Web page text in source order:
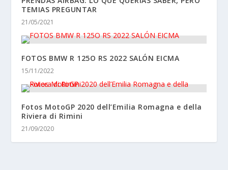
TEMIAS PREGUNTAR
21/05/2021
FOTOS BMW R 125O RS 2022 SALÓN EICMA
15/11/2022
Fotos MotoGP 2020 dell’Emilia Romagna e della
Riviera di Rimini
21/09/2020